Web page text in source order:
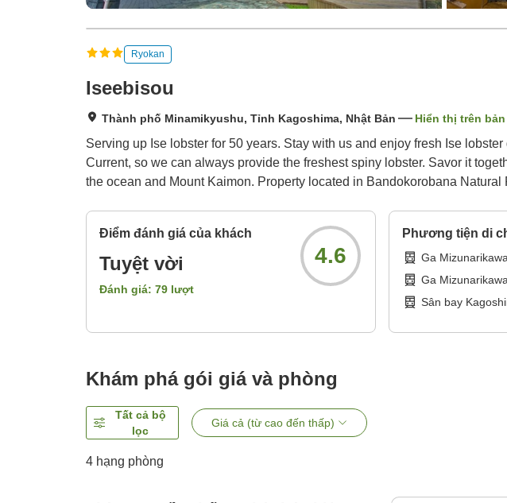
Ryokan
Iseebisou
Thành phố Minamikyushu, Tỉnh Kagoshima, Nhật Bản Hiển thị trên
Serving up Ise lobster for 50 years. Stay with us and enjoy fresh Ise
Current, so we can always provide the freshest spiny lobster. Savor it
the ocean and Mount Kaimon. Property located in Bandokorobana Natural
Điểm đánh giá của khách
Tuyệt vời
Đánh giá: 79 lượt
4.6
Phương tiện di
Ga
Ga
Sân bay
Khám phá gói giá và phòng
Tất cả bộ
lọc
Giá cả (từ cao đến thấp)
4 hạng phòng